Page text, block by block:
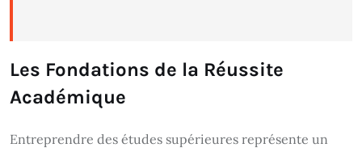
Les Fondations de la Réussite
Académique
Entreprendre des études supérieures représente un